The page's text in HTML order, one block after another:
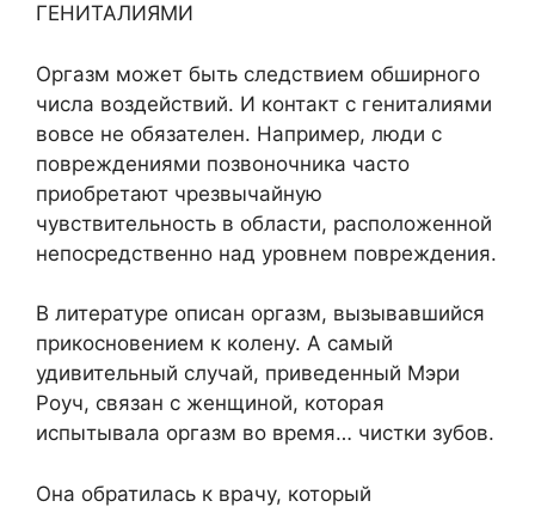
ГЕНИТАЛИЯМИ
Оргазм может быть следствием обширного
числа воздействий. И контакт с гениталиями
вовсе не обязателен. Например, люди с
повреждениями позвоночника часто
приобретают чрезвычайную
чувствительность в области, расположенной
непосредственно над уровнем повреждения.
В литературе описан оргазм, вызывавшийся
прикосновением к колену. А самый
удивительный случай, приведенный Мэри
Роуч, связан с женщиной, которая
испытывала оргазм во время… чистки зубов.
Она обратилась к врачу, который